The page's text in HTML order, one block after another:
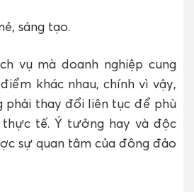
sáng tạo.
vụ mà doanh nghiệp cung
khác nhau, chính vì vậy,
phải thay đổi liên tục để phù
tế. Ý tưởng hay và độc
sự quan tâm của đông đảo